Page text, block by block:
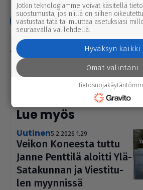
Jaa Yhteys toimitukseen
Paikallismedia Ylä-Satakunta
Lue myös
uutinen5.2.2026 1.29
Veikon Koneesta tuttu
Janne Penttilä aloitti Ylä-
Sata­kun­nan ja Vies­ti­tu­
len myynnissä
Jotkin teknologiamme voivat käsitellä
suostumusta, jos niillä on siihen
vastustaa tätä tai muuttaa asetuksiasi
seuraavalla välilehdellä.
Hyväksyn kaikki
Omat valintani